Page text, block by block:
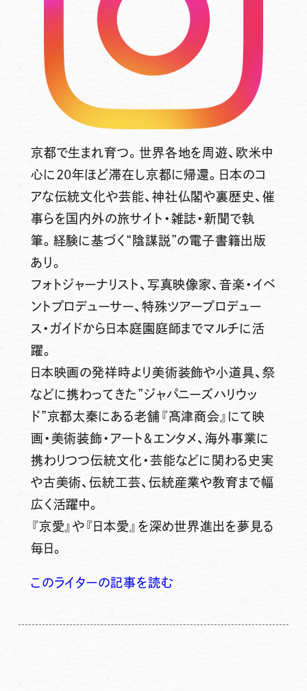
京都で生まれ育つ。世界各地を周遊、欧米中
心に20年ほど滞在し京都に帰還。日本のコ
アな伝統文化や芸能、神社仏閣や裏歴史、催
事らを国内外の旅サイト・雑誌・新聞で執
筆。経験に基づく“陰謀説”の電子書籍出版
あり。
フォトジャーナリスト、写真映像家、音楽・イベ
ントプロデューサー、特殊ツアープロデュー
ス・ガイドから日本庭園庭師までマルチに活
躍。
日本映画の発祥時より美術装飾や小道具、祭
などに携わってきた”ジャパニーズハリウッ
ド”京都太秦にある老舗『髙津商会』にて映
画・美術装飾・アート＆エンタメ、海外事業に
携わりつつ伝統文化・芸能などに関わる史実
や古美術、伝統工芸、伝統産業や教育まで幅
広く活躍中。
『京愛』や『日本愛』を深め世界進出を夢見る
毎日。
このライターの記事を読む